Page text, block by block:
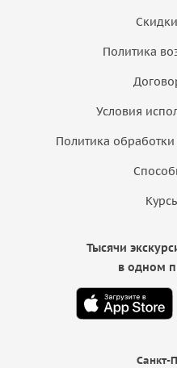
Политика
Условия
Политика
Санкт-
Тысячи
в одном